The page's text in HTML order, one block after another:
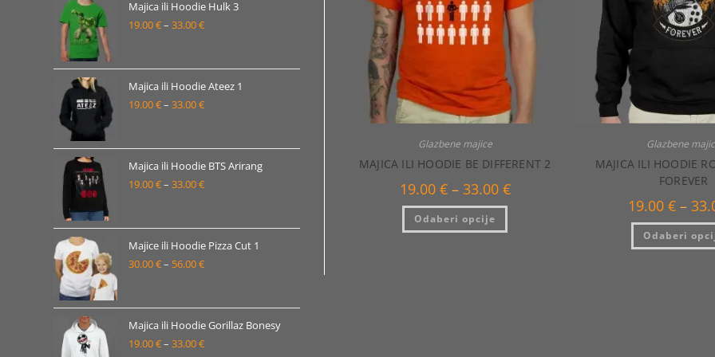
Glazbene majice
MAJICA ILI HOODIE BE DIFFERENT 2
19.00 € – 33.00 €Raspon
cijena:
Odaberi opcije
Ovaj
ima
Glazbene
MAJICA ILI HOODIE
FOREVER
19.00€ –
Odaberi
19.00 €
do
Majica ili Hoodie Hulk 3
19.00€– 33.00€Raspon
od
19.00 €
do
Majica ili Hoodie Ateez 1
19.00€– 33.00€Raspon
od
19.00 €
do
Majica ili Hoodie BTS Arirang
19.00€– 33.00€Raspon
od
19.00 €
do
Majice ili Hoodie Pizza Cut 1
30.00€– 56.00€Raspon
od
30.00 €
do
Majica ili Hoodie Gorillaz Bonesy
19.00€– 33.00€Raspon